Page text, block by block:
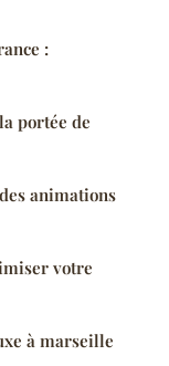
:
portée de
animations
votre
à marseille